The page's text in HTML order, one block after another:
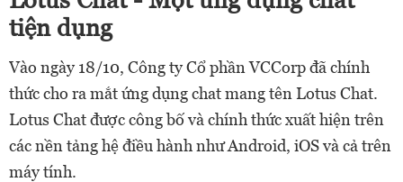
tiện dụng
Vào ngày 18/10, Công ty Cổ phần VCCorp đã chính
thức cho ra mắt ứng dụng chat mang tên Lotus Chat.
Lotus Chat được công bố và chính thức xuất hiện trên
các nền tảng hệ điều hành như Android, iOS và cả trên
máy tính.